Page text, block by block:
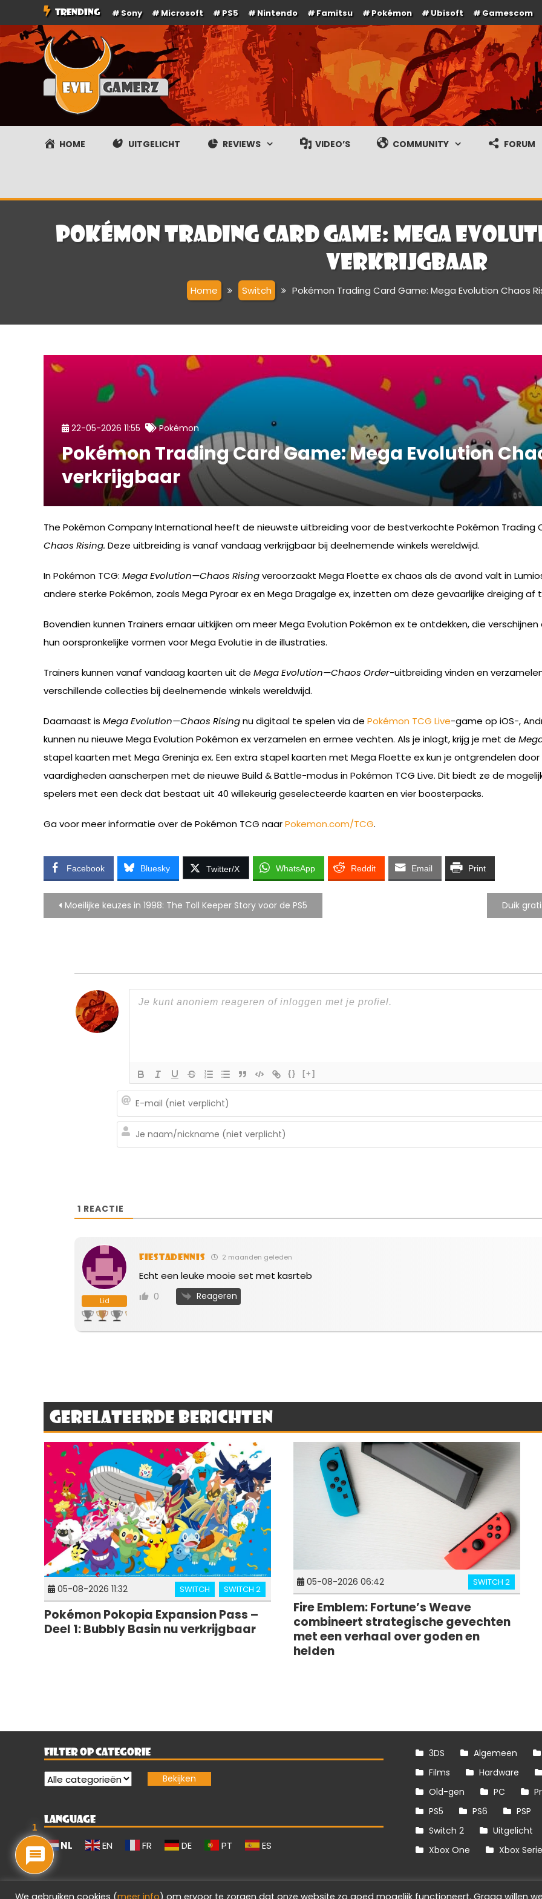
naar
de
TRENDING Sony Microsoft PS5 Nintendo Famitsu Pokémon Ubisoft Gamescom
Evilgamerz
Het meest interessante game nieuws, reviews, coverage en gameplay streams
HOME UITGELICHT REVIEWS VIDEO’S COMMUNITY FORUM
Pokémon Trading Card Game: Mega
verkrijgbaar
Home Switch Pokémon Trading Card Game: Mega Evolution Chaos
22-05-2026 11:55 Pokémon
Pokémon Trading Card Game: Mega Evolution
verkrijgbaar
The Pokémon Company International heeft de nieuwste uitbreiding voor de bestverkochte Pokémon Trading
Chaos Rising. Deze uitbreiding is vanaf vandaag verkrijgbaar bij deelnemende winkels wereldwijd.
In Pokémon TCG: Mega Evolution—Chaos Risingveroorzaakt Mega Floette ex chaos als de avond valt in
andere sterke Pokémon, zoals Mega Pyroar ex en Mega Dragalge ex, inzetten om deze gevaarlijke dreiging af
Bovendien kunnen Trainers ernaar uitkijken om meer Mega Evolution Pokémon ex te ontdekken, die
hun oorspronkelijke vormen voor Mega Evolutie in de illustraties.
Trainers kunnen vanaf vandaag kaarten uit de Mega Evolution—Chaos Order-uitbreiding vinden en
verschillende collecties bij deelnemende winkels wereldwijd.
Daarnaast is Mega Evolution—Chaos Risingnu digitaal te spelen via de Pokémon TCG Live-game op iOS-,
kunnen nu nieuwe Mega Evolution Pokémon ex verzamelen en ermee vechten. Als je inlogt, krijg je met de
stapel kaarten met Mega Greninja ex. Een extra stapel kaarten met Mega Floette ex kun je ontgrendelen door
vaardigheden aanscherpen met de nieuwe Build & Battle-modus in Pokémon TCG Live. Dit biedt ze de
spelers met een deck dat bestaat uit 40 willekeurig geselecteerde kaarten en vier boosterpacks.
Ga voor meer informatie over de Pokémon TCG naarPokemon.com/TCG.
Facebook Bluesky Twitter/X WhatsApp Reddit Email Print
Bericht
Moeilijke keuzes in 1998: The Toll Keeper Story voor de PS5 Duik
{} [+]
1 REACTIE
Lid
Fiestadennis 2 maanden geleden
Echt een leuke mooie set met kasrteb
0 Reageren
Gerelateerde berichten
05-08-2026 11:32 SWITCH SWITCH 2
Pokémon Pokopia Expansion Pass –
Deel 1: Bubbly Basin nu verkrijgbaar
05-08-2026 06:42 SWITCH 2
Fire Emblem: Fortune’s Weave
combineert strategische gevechten
met een verhaal over goden en
helden
FILTER OP CATEGORIE
LANGUAGE
NL EN FR DE PT ES
3DS Algemeen
Films
Hardware
Old-gen
PC
PS5
PS6 PSP
Switch 2
Uitgelicht
Xbox One
Xbox
We gebruiken cookies (meer info) om ervoor te zorgen dat onze website zo goed mogelijk functioneert. Graag willen
1